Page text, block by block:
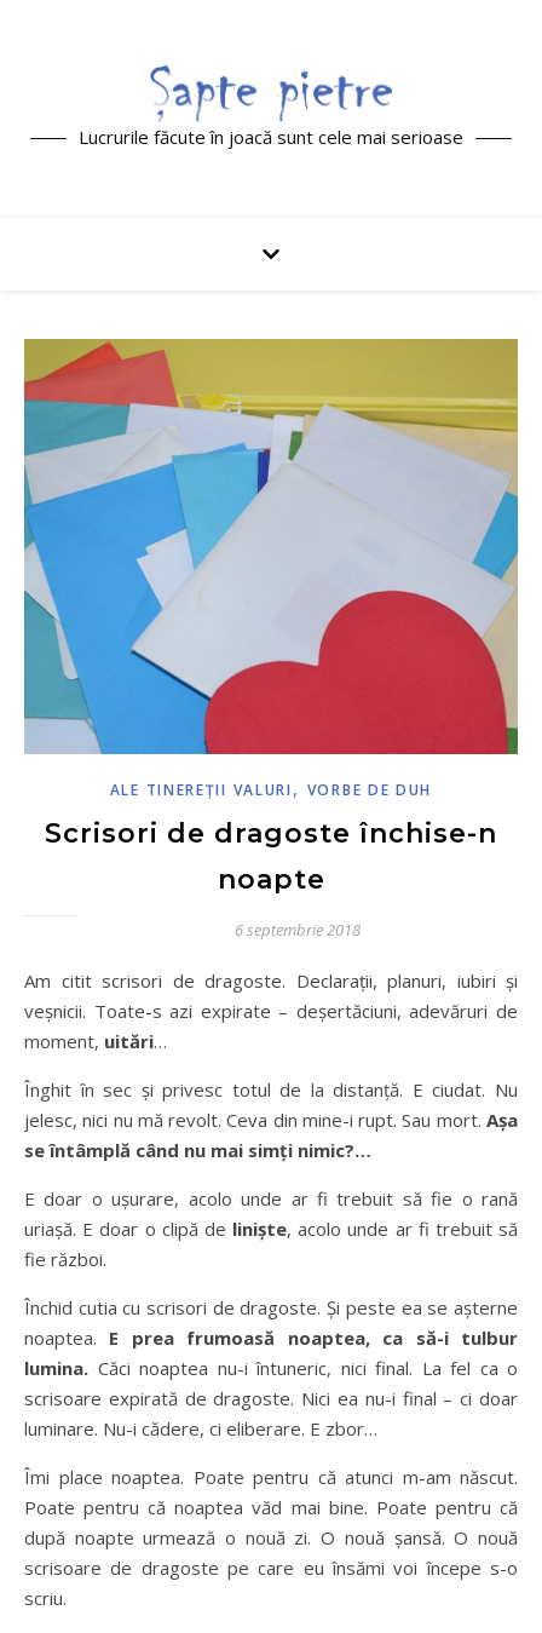
Lucrurile făcute în joacă sunt cele mai serioase
ALE TINEREŢII VALURI , VORBE DE DUH
Scrisori de dragoste închise-n
noapte
6 septembrie 2018
Am citit scrisori de dragoste. Declarații, planuri, iubiri și
veșnicii. Toate-s azi expirate – deșertăciuni, adevăruri de
moment, uitări…
Înghit în sec și privesc totul de la distanță. E ciudat. Nu
jelesc, nici nu mă revolt. Ceva din mine-i rupt. Sau mort. Așa
se întâmplă când nu mai simți nimic?…
E doar o ușurare, acolo unde ar fi trebuit să fie o rană
uriașă. E doar o clipă de liniște, acolo unde ar fi trebuit să
fie război.
Închid cutia cu scrisori de dragoste. Și peste ea se așterne
noaptea. E prea frumoasă noaptea, ca să-i tulbur
lumina. Căci noaptea nu-i întuneric, nici final. La fel ca o
scrisoare expirată de dragoste. Nici ea nu-i final – ci doar
luminare. Nu-i cădere, ci eliberare. E zbor…
Îmi place noaptea. Poate pentru că atunci m-am născut.
Poate pentru că noaptea văd mai bine. Poate pentru că
după noapte urmează o nouă zi. O nouă șansă. O nouă
scrisoare de dragoste pe care eu însămi voi începe s-o
scriu.